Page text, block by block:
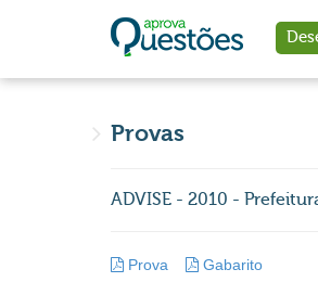
Provas
ADVISE - 2010 -
Prova Gabarito